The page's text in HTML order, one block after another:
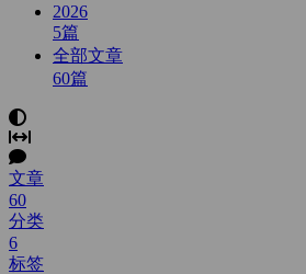
2026
5篇
全部文章
60篇
文章
60
分类
6
标签